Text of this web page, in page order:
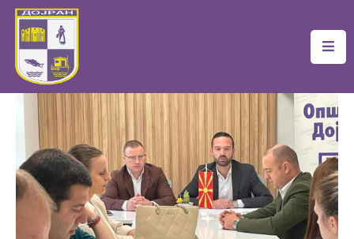
Почетна
Локална
Самоуправа
Новости
Проекти
Документи